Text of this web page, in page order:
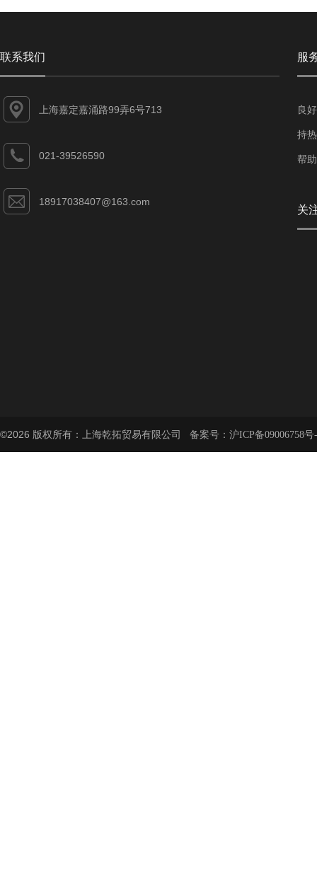
联系我们
上海嘉定嘉涌路99弄6号713
021-39526590
18917038407@163.com
服
良
持
帮
关
©2026 版权所有：上海乾拓贸易有限公司 备案号： 沪ICP备09006758号